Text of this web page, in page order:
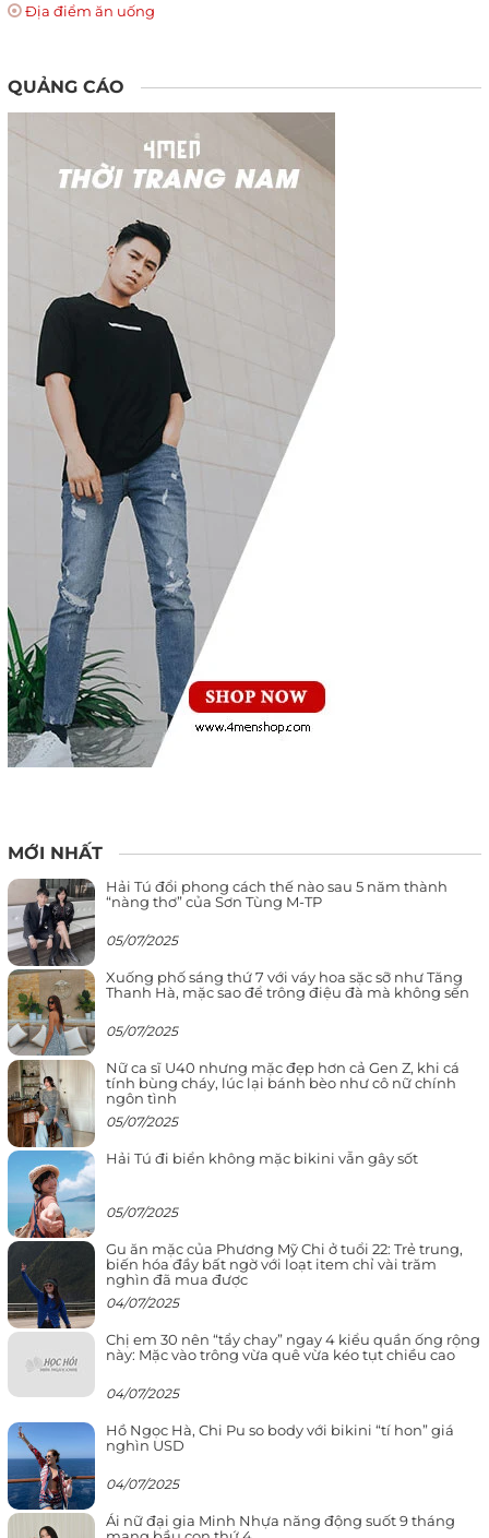
Địa điểm ăn uống
QUẢNG CÁO
MỚI NHẤT
Hải Tú đổi phong cách thế nào sau 5 năm thành
“nàng thơ” của Sơn Tùng M-TP
05/07/2025
Xuống phố sáng thứ 7 với váy hoa sặc sỡ như Tăng
Thanh Hà, mặc sao để trông điệu đà mà không sến
05/07/2025
Nữ ca sĩ U40 nhưng mặc đẹp hơn cả Gen Z, khi cá
tính bùng cháy, lúc lại bánh bèo như cô nữ chính
ngôn tình
05/07/2025
Hải Tú đi biển không mặc bikini vẫn gây sốt
05/07/2025
Gu ăn mặc của Phương Mỹ Chi ở tuổi 22: Trẻ trung,
biến hóa đầy bất ngờ với loạt item chỉ vài trăm
nghìn đã mua được
04/07/2025
Chị em 30 nên “tẩy chay” ngay 4 kiểu quần ống rộng
này: Mặc vào trông vừa quê vừa kéo tụt chiều cao
04/07/2025
Hồ Ngọc Hà, Chi Pu so body với bikini “tí hon” giá
nghìn USD
04/07/2025
Ái nữ đại gia Minh Nhựa năng động suốt 9 tháng